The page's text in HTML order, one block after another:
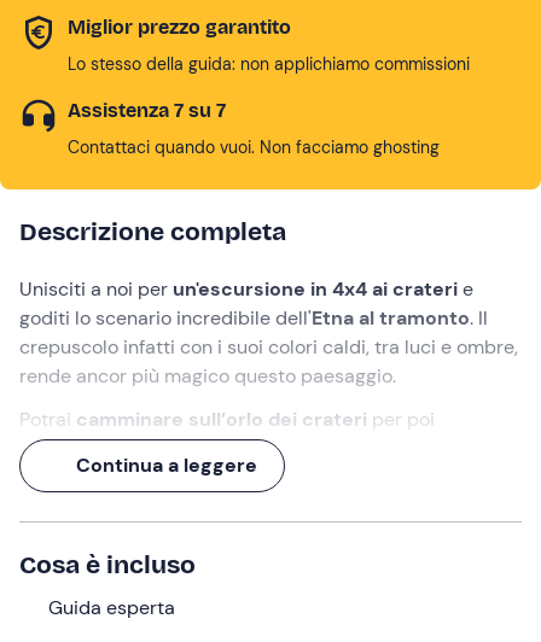
Miglior prezzo garantito
Lo stesso della guida: non applichiamo commissioni
Assistenza 7 su 7
Contattaci quando vuoi. Non facciamo ghosting
Descrizione completa
Unisciti a noi per un'escursione in 4x4 ai craterie
goditi lo scenario incredibile dell'Etna al tramonto. Il
crepuscolo infatti con i suoi colori caldi, tra luci e ombre,
rende ancor più magico questo paesaggio.
Potrai camminare sull’orlo dei crateri per poi
proseguire verso la cima, in compagnia di
o vulcanologiche . Al calar del sole ti aspetterà un
Prenota il tour in 4x4 e vivi
sulle pendici dell’Etna!
Continua a leggere
Cosa è incluso
Guida esperta